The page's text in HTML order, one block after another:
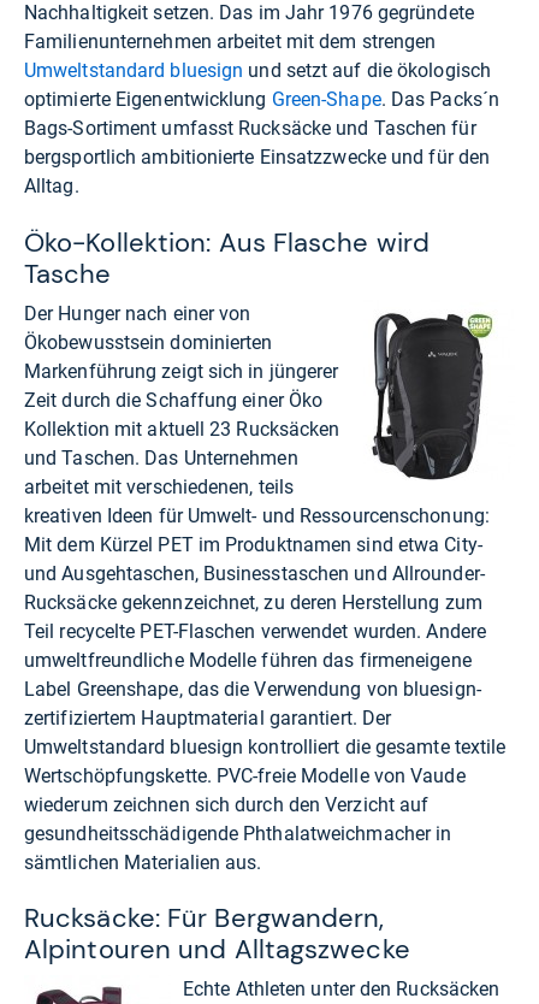
Nachhaltigkeit setzen. Das im Jahr 1976 gegründete
Familienunternehmen arbeitet mit dem strengen
Umweltstandard bluesign und setzt auf die ökologisch
optimierte Eigenentwicklung Green-Shape. Das Packs´n
Bags-Sortiment umfasst Rucksäcke und Taschen für
bergsportlich ambitionierte Einsatzzwecke und für den
Alltag.
Öko-Kollektion: Aus Flasche wird
Tasche
Der Hunger nach einer von
Ökobewusstsein dominierten
Markenführung zeigt sich in jüngerer
Zeit durch die Schaffung einer Öko
Kollektion mit aktuell 23 Rucksäcken
und Taschen. Das Unternehmen
arbeitet mit verschiedenen, teils
kreativen Ideen für Umwelt- und Ressourcenschonung:
Mit dem Kürzel PET im Produktnamen sind etwa City-
und Ausgehtaschen, Businesstaschen und Allrounder-
Rucksäcke gekennzeichnet, zu deren Herstellung zum
Teil recycelte PET-Flaschen verwendet wurden. Andere
umweltfreundliche Modelle führen das firmeneigene
Label Greenshape, das die Verwendung von bluesign-
zertifiziertem Hauptmaterial garantiert. Der
Umweltstandard bluesign kontrolliert die gesamte textile
Wertschöpfungskette. PVC-freie Modelle von Vaude
wiederum zeichnen sich durch den Verzicht auf
gesundheitsschädigende Phthalatweichmacher in
sämtlichen Materialien aus.
Rucksäcke: Für Bergwandern,
Alpintouren und Alltagszwecke
Echte Athleten unter den Rucksäcken